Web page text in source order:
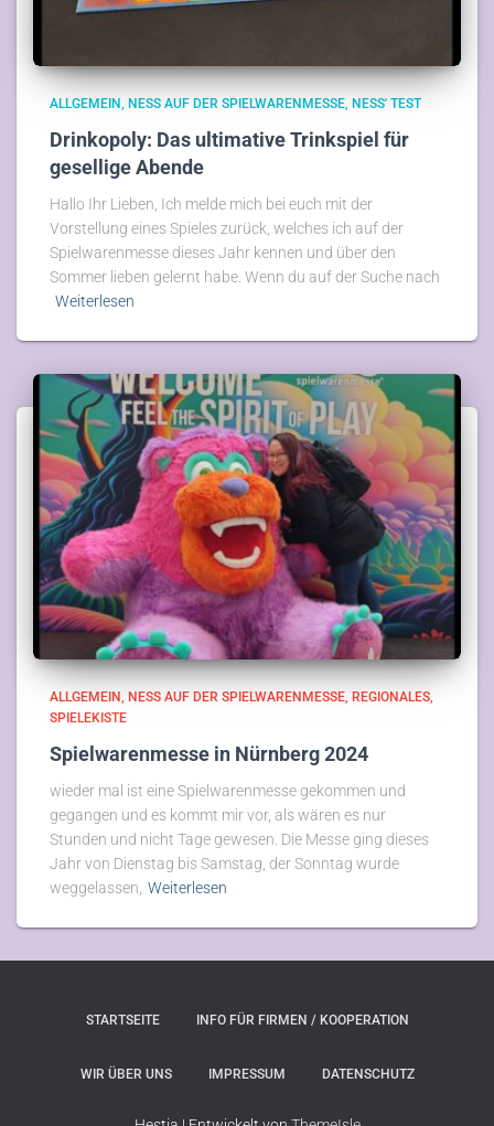
ALLGEMEIN NESS AUF DER SPIELWARENMESSE NESS' TEST
Drinkopoly: Das ultimative Trinkspiel für
gesellige Abende
Hallo Ihr Lieben, Ich melde mich bei euch mit der
Vorstellung eines Spieles zurück, welches ich auf der
Spielwarenmesse dieses Jahr kennen und über den
Sommer lieben gelernt habe. Wenn du auf der Suche nach
Weiterlesen
ALLGEMEIN NESS AUF DER SPIELWARENMESSE REGIONALES
SPIELEKISTE
Spielwarenmesse in Nürnberg 2024
wieder mal ist eine Spielwarenmesse gekommen und
gegangen und es kommt mir vor, als wären es nur
Stunden und nicht Tage gewesen. Die Messe ging dieses
Jahr von Dienstag bis Samstag, der Sonntag wurde
weggelassen, Weiterlesen
STARTSEITE INFO FÜR FIRMEN / KOOPERATION
WIR ÜBER UNS IMPRESSUM DATENSCHUTZ